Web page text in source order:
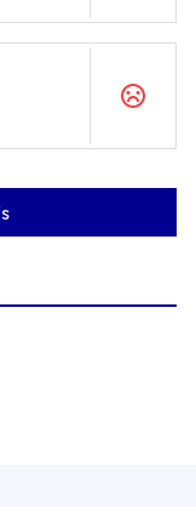
par courriel